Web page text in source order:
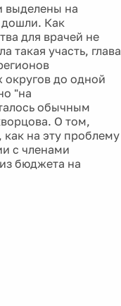
выделены на
дошли. Как
для врачей не
такая участь, глава
округов до одной
"на
обычным
О том,
как на эту проблему
с членами
бюджета на